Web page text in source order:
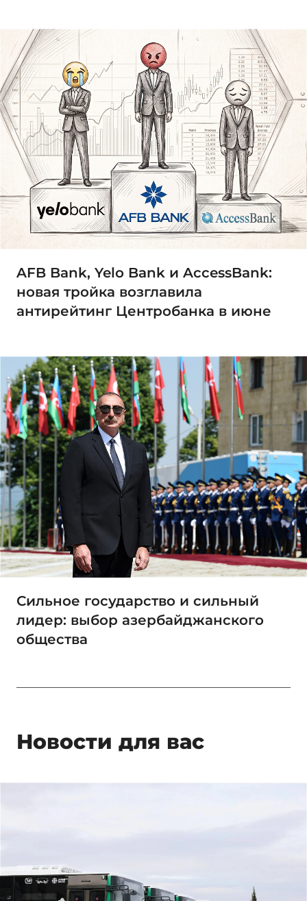
AFB Bank, Yelo Bank и AccessBank:
новая тройка возглавила
антирейтинг Центробанка в июне
Сильное государство и сильный
лидер: выбор азербайджанского
общества
Новости для вас